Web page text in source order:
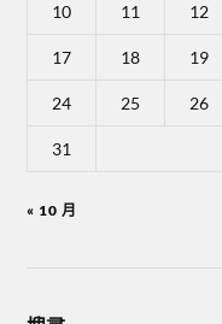
10 11 12
17 18 19
24 25 26
31
« 10 月